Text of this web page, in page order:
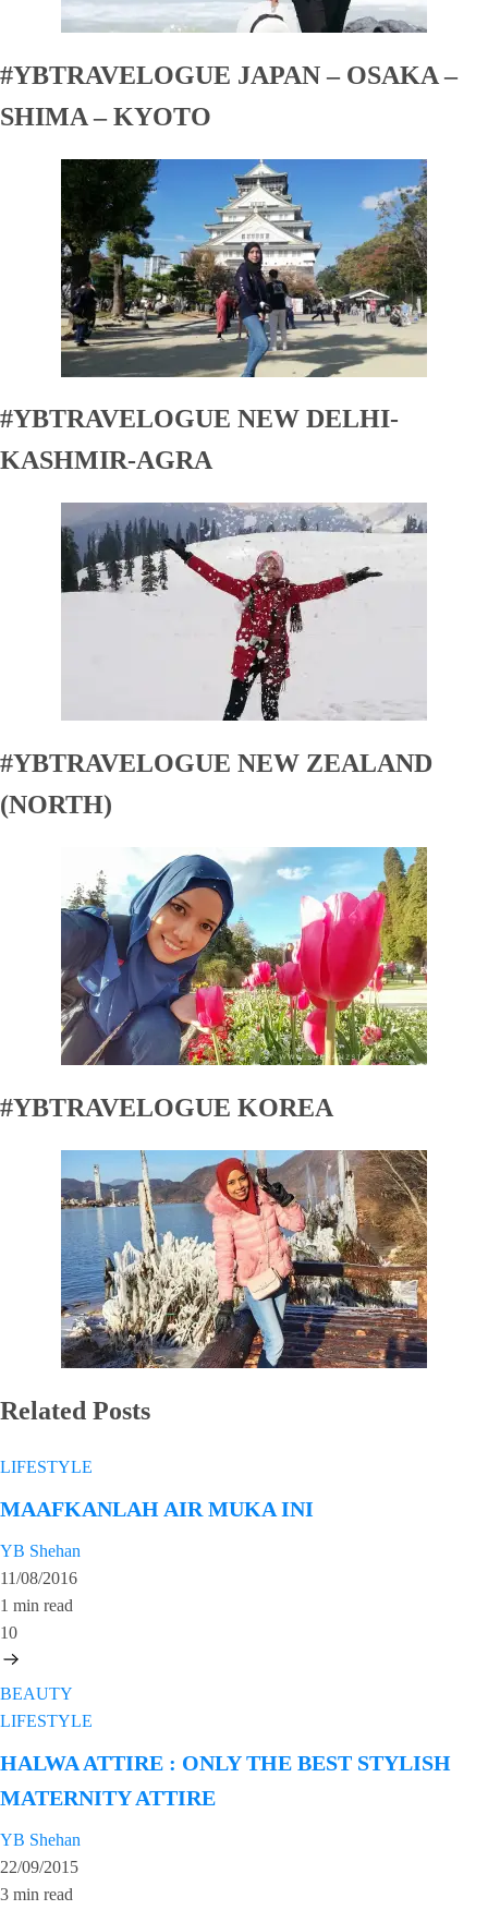
#YBTRAVELOGUE JAPAN – OSAKA –
SHIMA – KYOTO
#YBTRAVELOGUE NEW DELHI-
KASHMIR-AGRA
#YBTRAVELOGUE NEW ZEALAND
(NORTH)
#YBTRAVELOGUE KOREA
Related Posts
LIFESTYLE
MAAFKANLAH AIR MUKA INI
YB Shehan
11/08/2016
1 min read
10
BEAUTY
LIFESTYLE
HALWA ATTIRE : ONLY THE BEST STYLISH
MATERNITY ATTIRE
YB Shehan
22/09/2015
3 min read